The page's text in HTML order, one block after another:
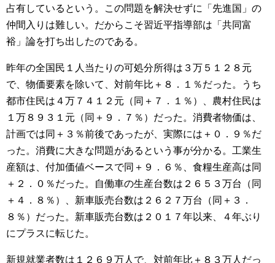
占有しているという。この問題を解決せずに「先進国」の
仲間入りは難しい。だからこそ習近平指導部は「共同富
裕」論を打ち出したのである。
昨年の全国民１人当たりの可処分所得は３万５１２８元
で、物価要素を除いて、対前年比＋８．１％だった。うち
都市住民は４万７４１２元（同＋７．１％）、農村住民は
１万８９３１元（同＋９．７％）だった。消費者物価は、
計画では同＋３％前後であったが、実際には＋０．９％だ
った。消費に大きな問題があるという事が分かる。工業生
産額は、付加価値ベースで同＋９．６％、食糧生産高は同
＋２．０％だった。自働車の生産台数は２６５３万台（同
＋４．８％）、新車販売台数は２６２７万台（同＋３．
８％）だった。新車販売台数は２０１７年以来、４年ぶり
にプラスに転じた。
新規就業者数は１２６９万人で、対前年比＋８３万人だっ